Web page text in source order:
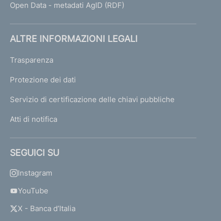
Open Data - metadati AgID (RDF)
ALTRE INFORMAZIONI LEGALI
Trasparenza
Protezione dei dati
Servizio di certificazione delle chiavi pubbliche
Atti di notifica
SEGUICI SU
Instagram
YouTube
X - Banca d’Italia